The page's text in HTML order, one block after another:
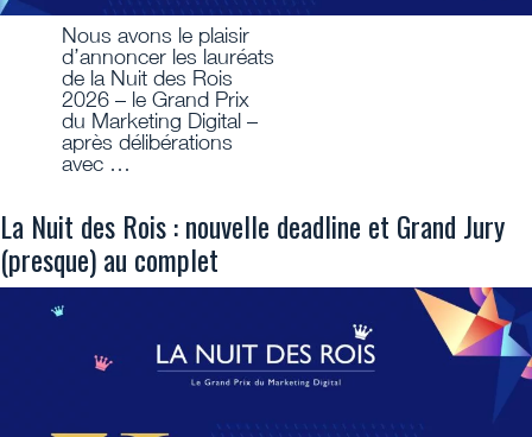
Nous avons le plaisir
d’annoncer les lauréats
de la Nuit des Rois
2026 – le Grand Prix
du Marketing Digital –
après délibérations
avec …
La Nuit des Rois : nouvelle deadline et Grand Jury
(presque) au complet